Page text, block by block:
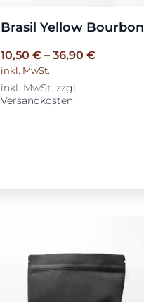
Brasil Yellow Bourbon
10,50€ –36,90€
inkl. MwSt.
inkl. MwSt. zzgl.
Versandkosten